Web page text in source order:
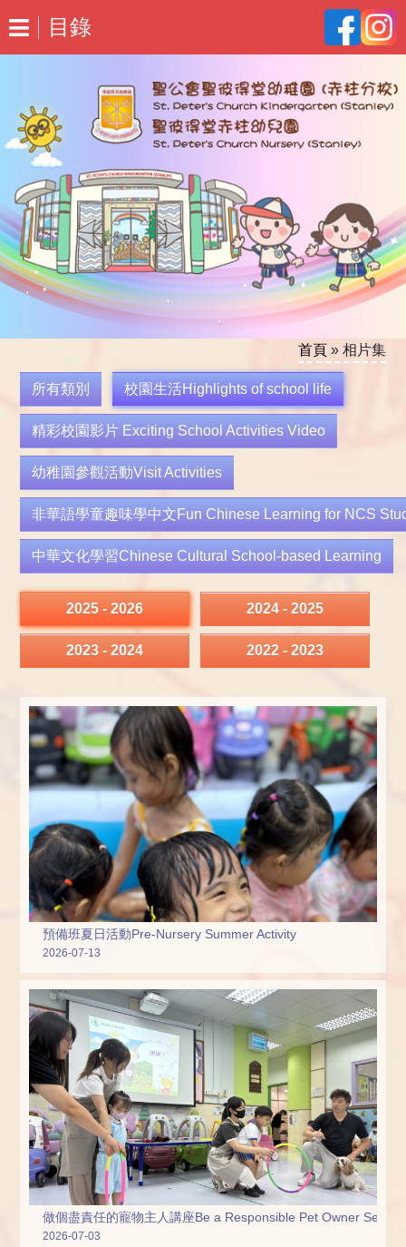
目錄
首頁» 相片集
所有類別 校園生活Highlights of school life
精彩校園影片 Exciting School Activities Video
幼稚園參觀活動Visit Activities
非華語學童趣味學中文Fun Chinese Learning for NCS
中華文化學習Chinese Cultural School-based Learning
2025 - 2026 2024 - 2025
2023 - 2024 2022 - 2023
預備班夏日活動Pre-Nursery Summer Activity
2026-07-13
做個盡責任的寵物主人講座Be a Responsible Pet Owner
2026-07-03